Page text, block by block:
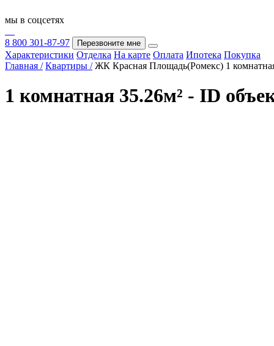
мы в соцсетях
8 800 301-87-97 Перезвоните мне
Характеристики Отделка На карте Оплата Ипотека Покупка
Главная / Квартиры / ЖК Красная Площадь(Ромекс) 1
1 комнатная 35.26м² - ID